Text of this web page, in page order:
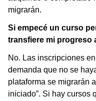
migrarán.
Si empecé un curso
transfiere mi progreso
No. Las inscripciones
demanda que no se
plataforma se migrarán
iniciado”. Si hay cursos